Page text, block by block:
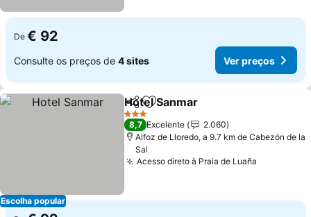
De € 92
Consulte os preços de 4 sites Ver preços
Escolha popular
PartilharAdicionar aos favoritos
Hotel Sanmar
3 Estrelas
8,7 Excelente
2.060
Alfoz de Lloredo, a 9.7 km de Cabezón de la
Sal
Acesso direto à Praia de Luaña